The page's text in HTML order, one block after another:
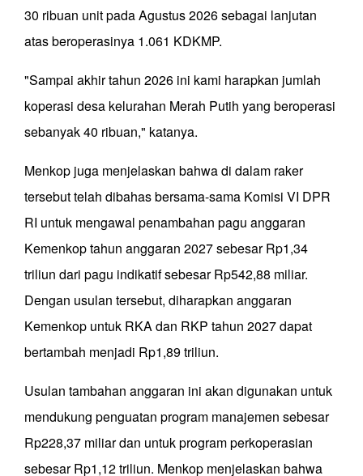
30 ribuan unit pada Agustus 2026 sebagai lanjutan
atas beroperasinya 1.061 KDKMP.
"Sampai akhir tahun 2026 ini kami harapkan jumlah
koperasi desa kelurahan Merah Putih yang beroperasi
sebanyak 40 ribuan," katanya.
Menkop juga menjelaskan bahwa di dalam raker
tersebut telah dibahas bersama-sama Komisi VI DPR
RI untuk mengawal penambahan pagu anggaran
Kemenkop tahun anggaran 2027 sebesar Rp1,34
triliun dari pagu indikatif sebesar Rp542,88 miliar.
Dengan usulan tersebut, diharapkan anggaran
Kemenkop untuk RKA dan RKP tahun 2027 dapat
bertambah menjadi Rp1,89 triliun.
Usulan tambahan anggaran ini akan digunakan untuk
mendukung penguatan program manajemen sebesar
Rp228,37 miliar dan untuk program perkoperasian
sebesar Rp1,12 triliun. Menkop menjelaskan bahwa